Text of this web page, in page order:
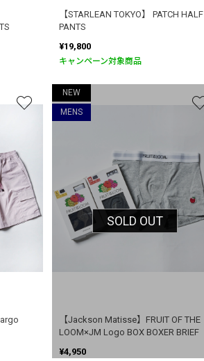
【STARLEAN TOKYO】 PATCH HALF
PANTS
¥19,800
キャンペーン対象商品
NEW
MENS
【Jackson Matisse】FRUIT OF THE
LOOM×JM Logo BOX BOXER BRIEF
¥4,950
SOLD OUT